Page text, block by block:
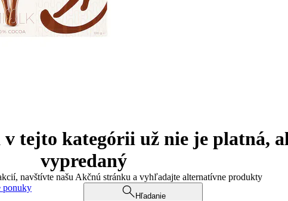
v tejto kategórii už nie je platná,
vypredaný
navštívte našu Akčnú stránku a vyhľadajte alternatívne produkty
ponuky
Hľadanie